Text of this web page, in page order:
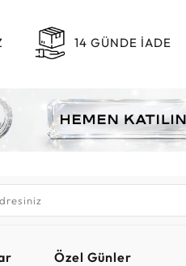
14 GÜNDE İADE
Özel Günler